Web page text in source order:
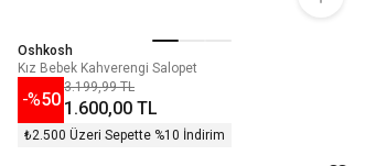
Oshkosh
Kız Bebek Kahverengi Salopet
-%50
3.199,99 TL
1.600,00 TL
₺2.500 Üzeri Sepette %10 İndirim